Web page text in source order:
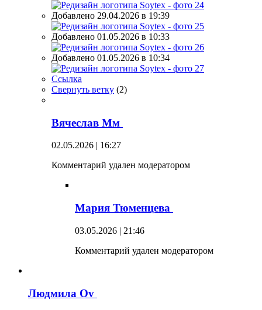
Добавлено 29.04.2026 в 19:39
Добавлено 01.05.2026 в 10:33
Добавлено 01.05.2026 в 10:34
Ссылка
Свернуть ветку (2)
Вячеслав Мм
02.05.2026 | 16:27
Комментарий удален модератором
Мария Тюменцева
03.05.2026 | 21:46
Комментарий удален модератором
Людмила Оv